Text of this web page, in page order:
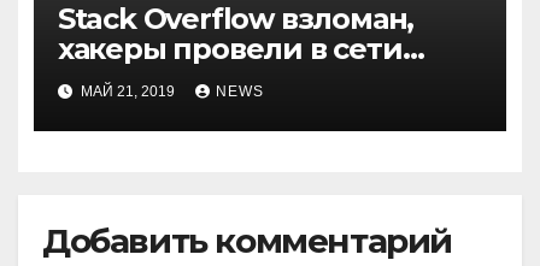
Stack Overflow взломан,
хакеры провели в сети
компании неделю
МАЙ 21, 2019 NEWS
Добавить комментарий